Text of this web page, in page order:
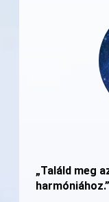
„Találd meg
harmóniához.”